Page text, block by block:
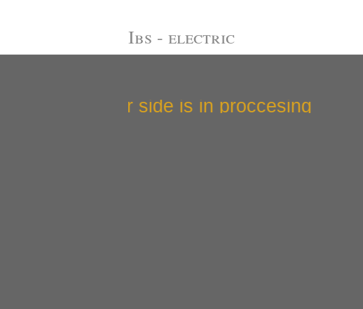
Ibs - electric
...... Our side is in proccesing